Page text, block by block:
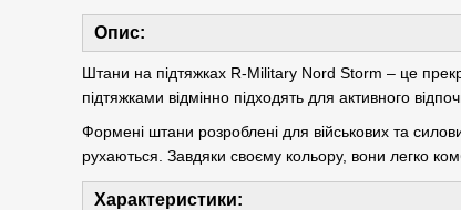
Опис:
Штани на підтяжках R-Military Nord Storm – це
підтяжками відмінно підходять для активного
Формені штани розроблені для військових та
рухаються. Завдяки своєму кольору, вони легко
Характеристики: